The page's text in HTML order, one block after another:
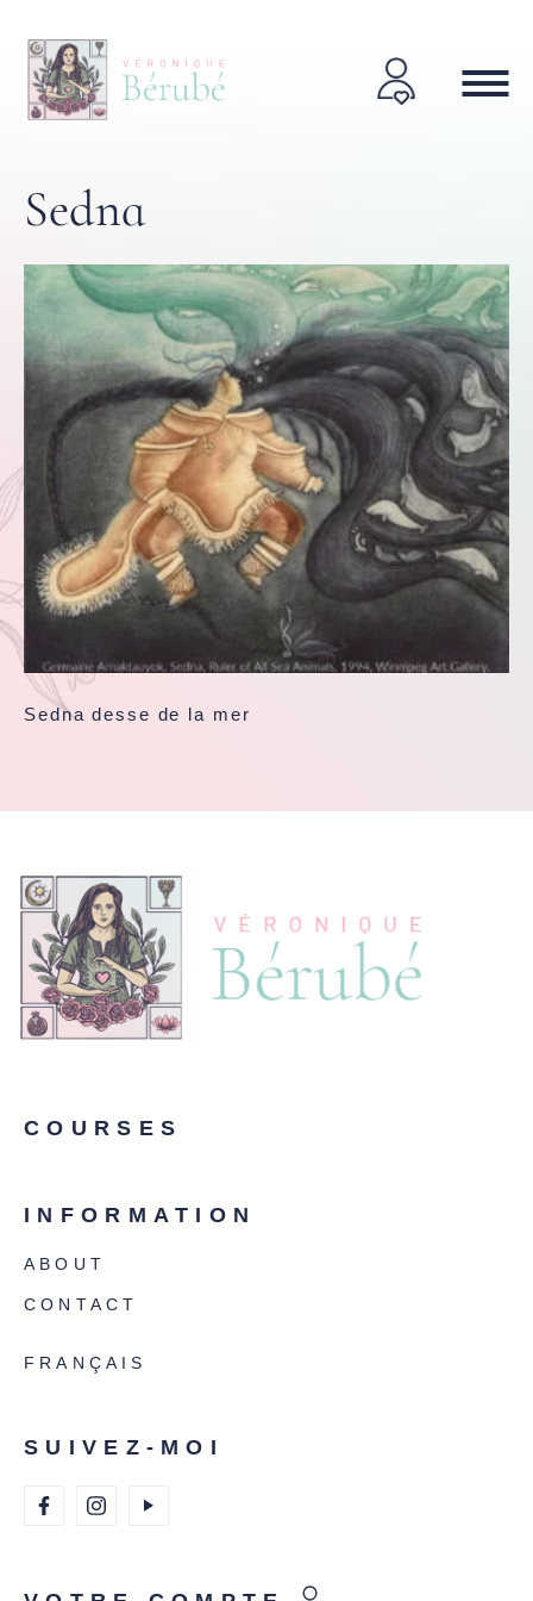
Sedna
Sedna desse de la mer
COURSES
INFORMATION
ABOUT
CONTACT
FRANÇAIS
SUIVEZ-MOI